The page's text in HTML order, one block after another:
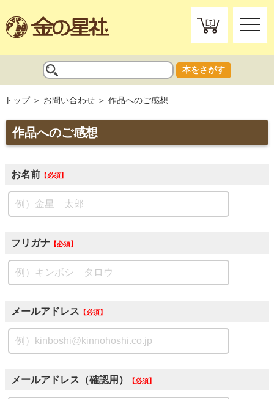
toggle
本をさがす
トップ お問い合わせ 作品へのご感想
作品へのご感想
お名前 必須
フリガナ 必須
メールアドレス 必須
メールアドレス（確認用） 必須